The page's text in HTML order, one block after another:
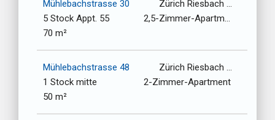
Mühlebachstrasse 30
Zürich Riesbach / 8008
5 Stock Appt. 55
2,5-Zimmer-Apartment
70 m²
Mühlebachstrasse 48
Zürich Riesbach / 8008
1 Stock mitte
2-Zimmer-Apartment
50 m²